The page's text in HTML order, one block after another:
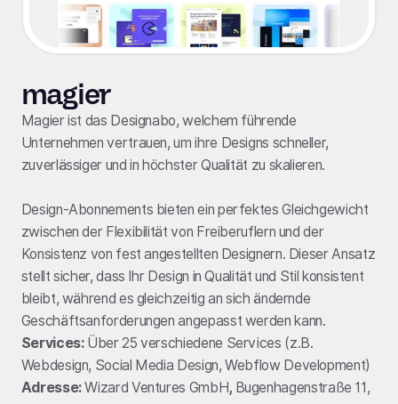
magier
Magier ist das Designabo, welchem führende
Unternehmen vertrauen, um ihre Designs schneller,
zuverlässiger und in höchster Qualität zu skalieren.
Design-Abonnements bieten ein perfektes Gleichgewicht
zwischen der Flexibilität von Freiberuflern und der
Konsistenz von fest angestellten Designern. Dieser Ansatz
stellt sicher, dass Ihr Design in Qualität und Stil konsistent
bleibt, während es gleichzeitig an sich ändernde
Geschäftsanforderungen angepasst werden kann.
Services:Über 25 verschiedene Services (z.B.
Webdesign, Social Media Design, Webflow Development)
Adresse:Wizard Ventures GmbH, Bugenhagenstraße 11,